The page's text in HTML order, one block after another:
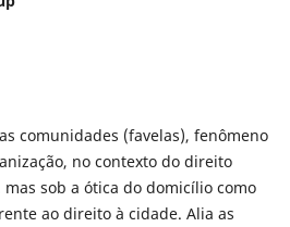
comunidades (favelas), fenômeno
no contexto do direito
sob a ótica do domicílio como
ao direito à cidade. Alia as